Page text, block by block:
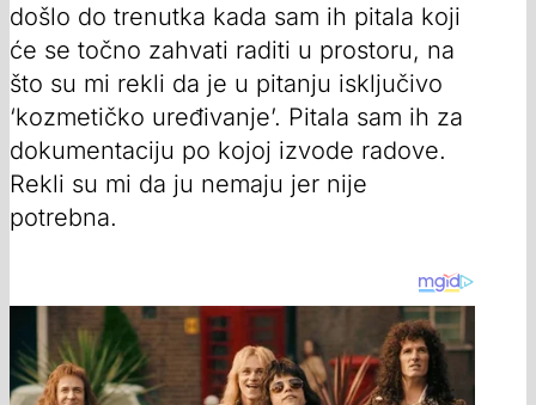
došlo do trenutka kada sam ih pitala koji
će se točno zahvati raditi u prostoru, na
što su mi rekli da je u pitanju isključivo
‘kozmetičko uređivanje’. Pitala sam ih za
dokumentaciju po kojoj izvode radove.
Rekli su mi da ju nemaju jer nije
potrebna.